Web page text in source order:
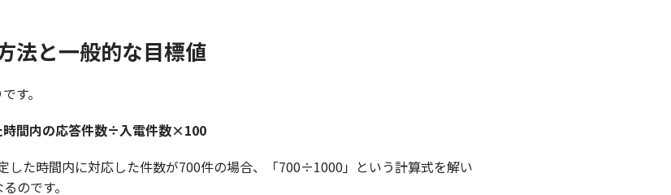
法と一般的な目標値
す。
時間内の応答件数÷入電件数×100
した時間内に対応した件数が700件の場合、「700÷1000」という計算式を解い
のです。